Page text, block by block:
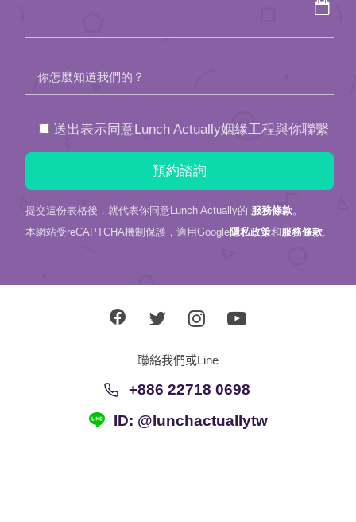
你怎麼知道我們的？
送出表示同意Lunch Actually姻緣工程與你聯繫
提交這份表格後，就代表你同意Lunch Actually的 服務條款。
本網站受reCAPTCHA機制保護，適用Google隱私政策和服務條款
聯絡我們或Line
+886 22718 0698
ID: @lunchactuallytw